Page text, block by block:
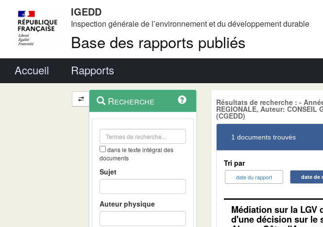
IGEDD
Inspection générale de l’environnement et du développement durable
Base des rapports publiés
Accueil Rapports
Navigation
et
outils
contextuel
Recherche
dans le texte intégral des
documents
Sujet
Auteur physique
Résultats de recherche : -
REGIONALE, Auteur: CONSEIL
(CGEDD)
1 documents trouvés
Tri par
date du rapport date de
Médiation sur la LGV
d'une décision sur le